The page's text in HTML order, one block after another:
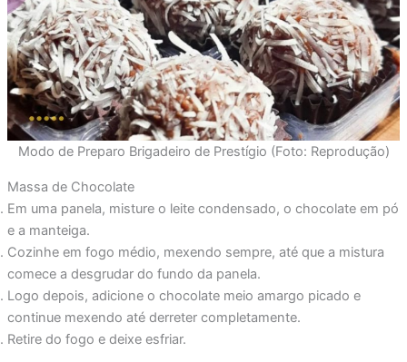
Modo de Preparo Brigadeiro de Prestígio (Foto: Reprodução)
Massa de Chocolate
Em uma panela, misture o leite condensado, o chocolate em pó
e a manteiga.
Cozinhe em fogo médio, mexendo sempre, até que a mistura
comece a desgrudar do fundo da panela.
Logo depois, adicione o chocolate meio amargo picado e
continue mexendo até derreter completamente.
Retire do fogo e deixe esfriar.